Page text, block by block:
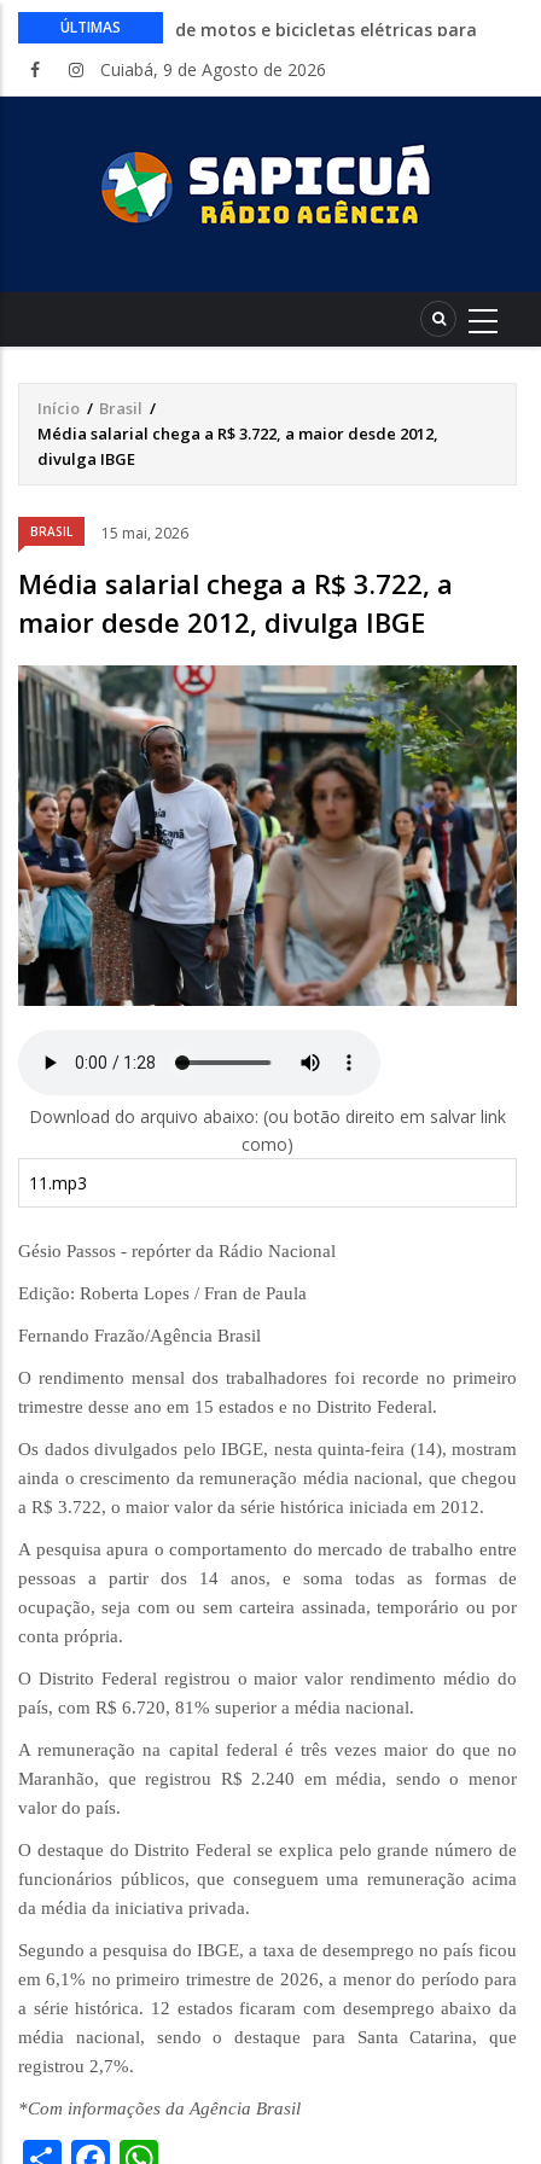
ÚLTIMAS
Circuito Fazenda Rosa estreia na
atividades do agronegócio
sexta-feira
Começa nesta sexta-feira em Cuiabá o
Mato Grosso AgroFestival, com rodeio e
crimes digitais contra menores
CAIXA e iFood facilitam financiamento
entregadores
Cuiabá, 9 de Agosto de 2026
Trilha
de
Início / Brasil /
Média salarial chega a R$ 3.722, a maior desde 2012,
divulga IBGE
BRASIL 15 mai, 2026
Média salarial chega a R$ 3.722, a
maior desde 2012, divulga IBGE
Áudio
Download do arquivo abaixo: (ou botão direito em salvar link
como)
11.mp3
Gésio Passos - repórter da Rádio Nacional
Edição: Roberta Lopes / Fran de Paula
Fernando Frazão/Agência Brasil
O rendimento mensal dos trabalhadores foi recorde no primeiro
trimestre desse ano em 15 estados e no Distrito Federal.
Os dados divulgados pelo IBGE, nesta quinta-feira (14), mostram
ainda o crescimento da remuneração média nacional, que chegou
a R$ 3.722, o maior valor da série histórica iniciada em 2012.
A pesquisa apura o comportamento do mercado de trabalho entre
pessoas a partir dos 14 anos, e soma todas as formas de
ocupação, seja com ou sem carteira assinada, temporário ou por
conta própria.
O Distrito Federal registrou o maior valor rendimento médio do
país, com R$ 6.720, 81% superior a média nacional.
A remuneração na capital federal é três vezes maior do que no
Maranhão, que registrou R$ 2.240 em média, sendo o menor
valor do país.
O destaque do Distrito Federal se explica pelo grande número de
funcionários públicos, que conseguem uma remuneração acima
da média da iniciativa privada.
Segundo a pesquisa do IBGE, a taxa de desemprego no país ficou
em 6,1% no primeiro trimestre de 2026, a menor do período para
a série histórica. 12 estados ficaram com desemprego abaixo da
média nacional, sendo o destaque para Santa Catarina, que
registrou 2,7%.
*Com informações da Agência Brasil